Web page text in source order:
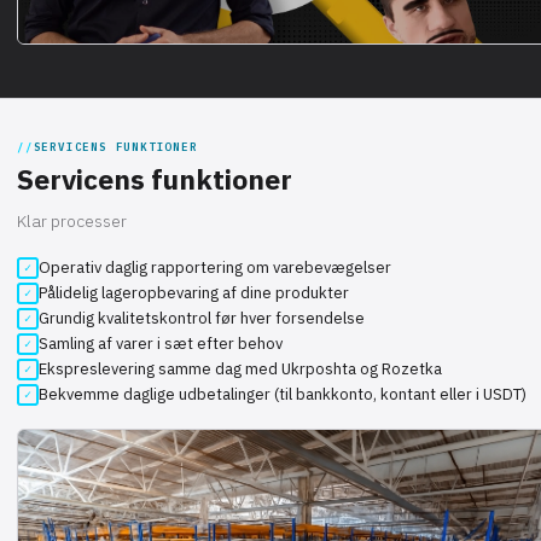
SERVICENS FUNKTIONER
Servicens funktioner
Klar processer
Operativ daglig rapportering om varebevægelser
Pålidelig lageropbevaring af dine produkter
Grundig kvalitetskontrol før hver forsendelse
Samling af varer i sæt efter behov
Ekspreslevering samme dag med Ukrposhta og Rozetka
Bekvemme daglige udbetalinger (til bankkonto, kontant eller i USDT)